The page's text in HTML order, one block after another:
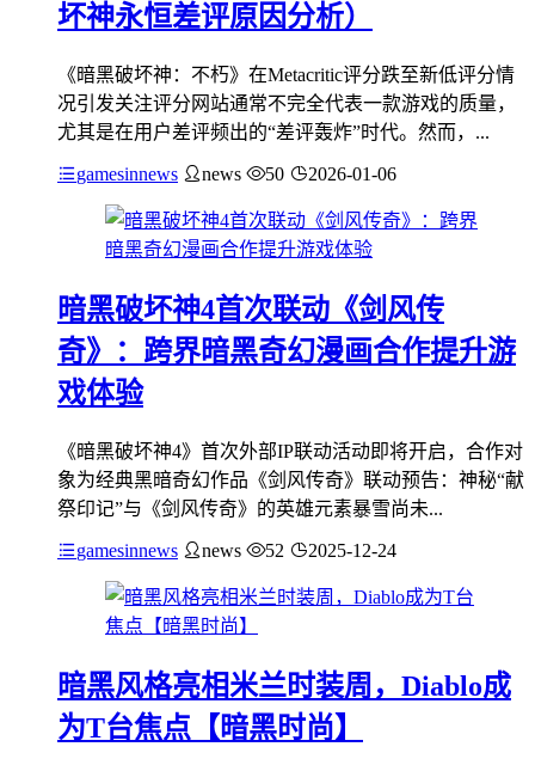
坏神永恒差评原因分析）
《暗黑破坏神：不朽》在Metacritic评分跌至新低评分情
况引发关注评分网站通常不完全代表一款游戏的质量，
尤其是在用户差评频出的“差评轰炸”时代。然而，...
gamesinnews news 50 2026-01-06
暗黑破坏神4首次联动《剑风传
奇》：跨界暗黑奇幻漫画合作提升游
戏体验
《暗黑破坏神4》首次外部IP联动活动即将开启，合作对
象为经典黑暗奇幻作品《剑风传奇》联动预告：神秘“献
祭印记”与《剑风传奇》的英雄元素暴雪尚未...
gamesinnews news 52 2025-12-24
暗黑风格亮相米兰时装周，Diablo成
为T台焦点【暗黑时尚】